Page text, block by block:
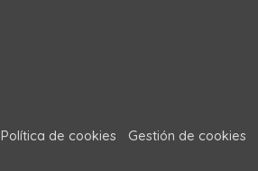
Política de cookies Gestión de cookies